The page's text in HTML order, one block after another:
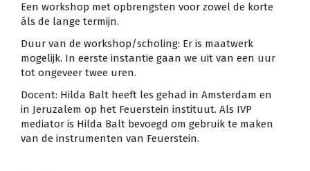
Een workshop met opbrengsten voor zowel de korte
áls de lange termijn.
Duur van de workshop/scholing: Er is maatwerk
mogelijk. In eerste instantie gaan we uit van een uur
tot ongeveer twee uren.
Docent: Hilda Balt heeft les gehad in Amsterdam en
in Jeruzalem op het Feuerstein instituut. Als IVP
mediator is Hilda Balt bevoegd om gebruik te maken
van de instrumenten van Feuerstein.